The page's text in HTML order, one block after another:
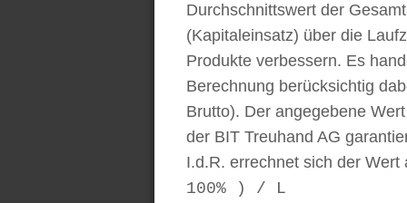
Durchschnittswert der
(Kapitaleinsatz) über die
Produkte verbessern. Es
Berechnung berücksichtig
Brutto). Der angegebene
der BIT Treuhand AG
I.d.R. errechnet sich der
100% ) / L